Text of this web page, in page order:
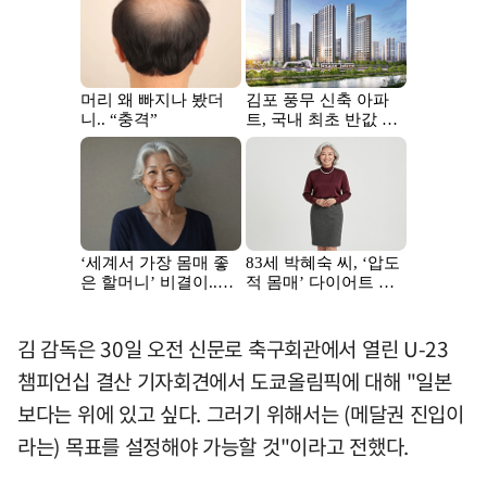
김 감독은 30일 오전 신문로 축구회관에서 열린 U-23
챔피언십 결산 기자회견에서 도쿄올림픽에 대해 "일본
보다는 위에 있고 싶다. 그러기 위해서는 (메달권 진입이
라는) 목표를 설정해야 가능할 것"이라고 전했다.